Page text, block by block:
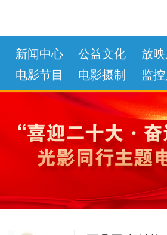
新闻中心 公益文化 放
电影节目
电影摄制 监